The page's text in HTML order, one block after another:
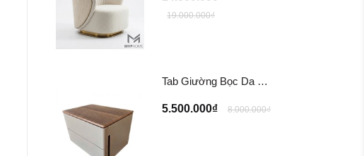
19.000.000₫
Tab Giường Bọc Da EINES Nightstand Table TG122
5.500.000₫ 8.000.000₫